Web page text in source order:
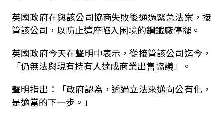
英國政府在與該公司協商失敗後通過緊急法案，接
管該公司，以防止這座陷入困境的鋼鐵廠停擺。
英國政府今天在聲明中表示，從接管該公司迄今，
「仍無法與現有持有人達成商業出售協議」。
聲明指出：「政府認為，透過立法來邁向公有化，
是適當的下一步。」